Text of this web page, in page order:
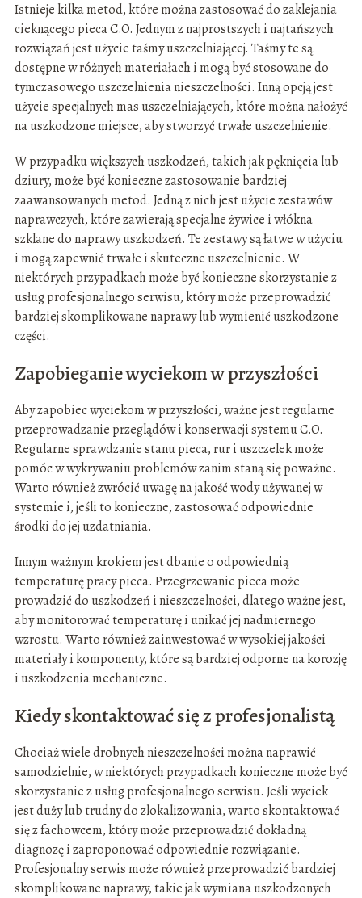
Istnieje kilka metod, które można zastosować do zaklejania
cieknącego pieca C.O. Jednym z najprostszych i najtańszych
rozwiązań jest użycie taśmy uszczelniającej. Taśmy te są
dostępne w różnych materiałach i mogą być stosowane do
tymczasowego uszczelnienia nieszczelności. Inną opcją jest
użycie specjalnych mas uszczelniających, które można nałożyć
na uszkodzone miejsce, aby stworzyć trwałe uszczelnienie.
W przypadku większych uszkodzeń, takich jak pęknięcia lub
dziury, może być konieczne zastosowanie bardziej
zaawansowanych metod. Jedną z nich jest użycie zestawów
naprawczych, które zawierają specjalne żywice i włókna
szklane do naprawy uszkodzeń. Te zestawy są łatwe w użyciu
i mogą zapewnić trwałe i skuteczne uszczelnienie. W
niektórych przypadkach może być konieczne skorzystanie z
usług profesjonalnego serwisu, który może przeprowadzić
bardziej skomplikowane naprawy lub wymienić uszkodzone
części.
Zapobieganie wyciekom w przyszłości
Aby zapobiec wyciekom w przyszłości, ważne jest regularne
przeprowadzanie przeglądów i konserwacji systemu C.O.
Regularne sprawdzanie stanu pieca, rur i uszczelek może
pomóc w wykrywaniu problemów zanim staną się poważne.
Warto również zwrócić uwagę na jakość wody używanej w
systemie i, jeśli to konieczne, zastosować odpowiednie
środki do jej uzdatniania.
Innym ważnym krokiem jest dbanie o odpowiednią
temperaturę pracy pieca. Przegrzewanie pieca może
prowadzić do uszkodzeń i nieszczelności, dlatego ważne jest,
aby monitorować temperaturę i unikać jej nadmiernego
wzrostu. Warto również zainwestować w wysokiej jakości
materiały i komponenty, które są bardziej odporne na korozję
i uszkodzenia mechaniczne.
Kiedy skontaktować się z profesjonalistą
Chociaż wiele drobnych nieszczelności można naprawić
samodzielnie, w niektórych przypadkach konieczne może być
skorzystanie z usług profesjonalnego serwisu. Jeśli wyciek
jest duży lub trudny do zlokalizowania, warto skontaktować
się z fachowcem, który może przeprowadzić dokładną
diagnozę i zaproponować odpowiednie rozwiązanie.
Profesjonalny serwis może również przeprowadzić bardziej
skomplikowane naprawy, takie jak wymiana uszkodzonych